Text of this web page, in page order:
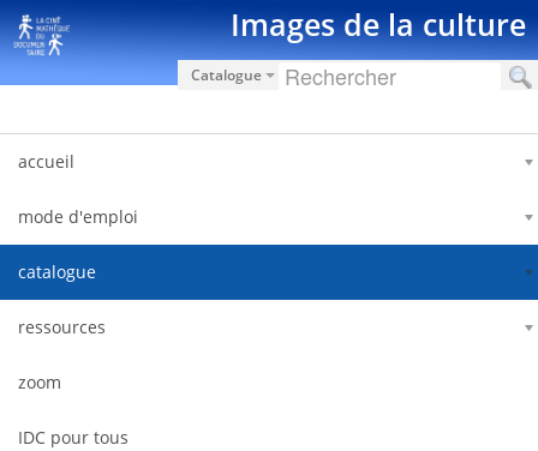
Salta al contigut Images de la culture
Catalogue
accueil
mode d'emploi
catalogue
ressources
zoom
IDC pour tous